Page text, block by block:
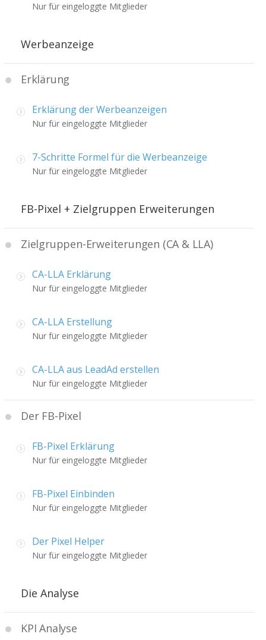
Nur für eingeloggte Mitglieder
Werbeanzeige
Erklärung
Erklärung der Werbeanzeigen
Nur für eingeloggte Mitglieder
7-Schritte Formel für die Werbeanzeige
Nur für eingeloggte Mitglieder
FB-Pixel + Zielgruppen Erweiterungen
Zielgruppen-Erweiterungen (CA & LLA)
CA-LLA Erklärung
Nur für eingeloggte Mitglieder
CA-LLA Erstellung
Nur für eingeloggte Mitglieder
CA-LLA aus LeadAd erstellen
Nur für eingeloggte Mitglieder
Der FB-Pixel
FB-Pixel Erklärung
Nur für eingeloggte Mitglieder
FB-Pixel Einbinden
Nur für eingeloggte Mitglieder
Der Pixel Helper
Nur für eingeloggte Mitglieder
Die Analyse
KPI Analyse